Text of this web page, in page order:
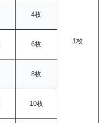
1枚
4枚
6枚
8枚
10枚